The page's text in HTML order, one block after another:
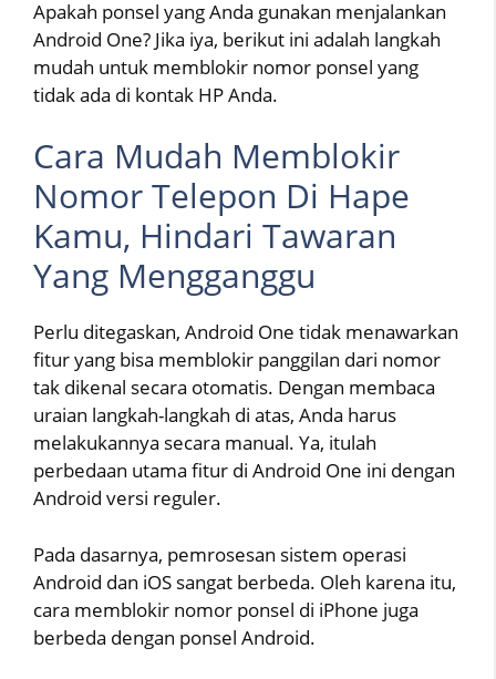
Apakah ponsel yang Anda gunakan menjalankan
Android One? Jika iya, berikut ini adalah langkah
mudah untuk memblokir nomor ponsel yang
tidak ada di kontak HP Anda.
Cara Mudah Memblokir
Nomor Telepon Di Hape
Kamu, Hindari Tawaran
Yang Mengganggu
Perlu ditegaskan, Android One tidak menawarkan
fitur yang bisa memblokir panggilan dari nomor
tak dikenal secara otomatis. Dengan membaca
uraian langkah-langkah di atas, Anda harus
melakukannya secara manual. Ya, itulah
perbedaan utama fitur di Android One ini dengan
Android versi reguler.
Pada dasarnya, pemrosesan sistem operasi
Android dan iOS sangat berbeda. Oleh karena itu,
cara memblokir nomor ponsel di iPhone juga
berbeda dengan ponsel Android.